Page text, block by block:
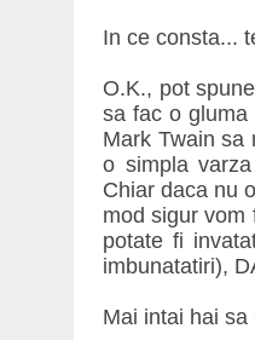
In ce consta...
O.K., pot
sa fac o gluma
Mark Twain sa
o simpla
Chiar daca nu
mod sigur vom
potate fi
imbunatatiri),
Mai intai hai